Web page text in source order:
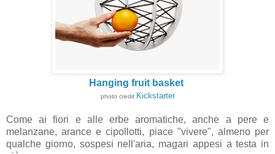
Hanging fruit basket
photo credit Kickstarter
Come ai fiori e alle erbe aromatiche, anche a pere e
melanzane, arance e cipollotti, piace "vivere", almeno per
qualche giorno, sospesi nell'aria, magari appesi a testa in